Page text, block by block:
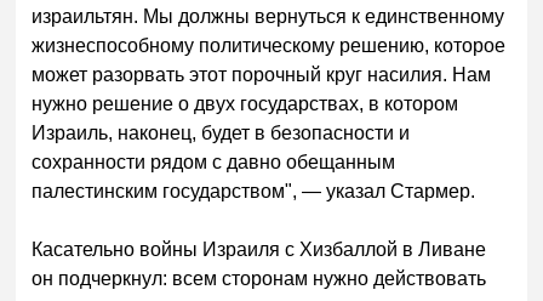
израильтян. Мы должны вернуться к единственному
жизнеспособному политическому решению, которое
может разорвать этот порочный круг насилия. Нам
нужно решение о двух государствах, в котором
Израиль, наконец, будет в безопасности и
сохранности рядом с давно обещанным
палестинским государством", — указал Стармер.
Касательно войны Израиля с Хизбаллой в Ливане
он подчеркнул: всем сторонам нужно действовать